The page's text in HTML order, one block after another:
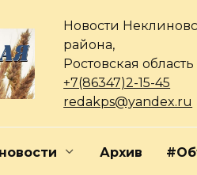
Новости
района,
Ростовская область
+7(86347)2-15-45
redakps@yandex.ru
Архив